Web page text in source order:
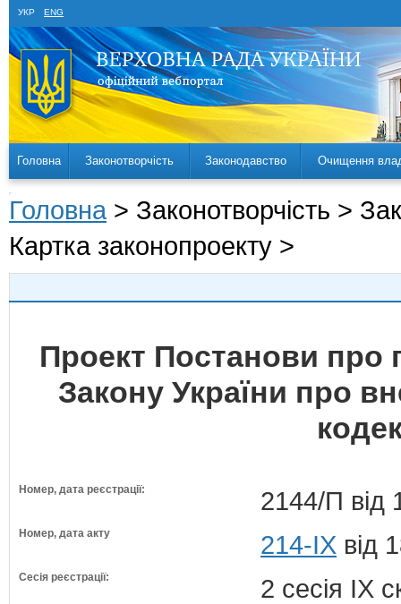
УКР ENG
Головна Законотворчість Законодавство Очищення
Головна > Законотворчість >
Картка законопроекту >
Проект Постанови про
Закону України про
Номер, дата реєстрації: 2144/П від
Номер, дата акту 214-IX від
Сесія реєстрації: 2 сесія IX